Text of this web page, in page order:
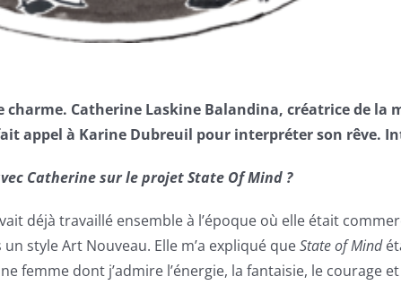
charme. Catherine Laskine Balandina, créatrice de la
appel à Karine Dubreuil pour interpréter son rêve.
Catherine sur le projet State Of Mind ?
déjà travaillé ensemble à l’époque où elle était
style Art Nouveau. Elle m’a expliqué queState of Mind
femme dont j’admire l’énergie, la fantaisie, le courage